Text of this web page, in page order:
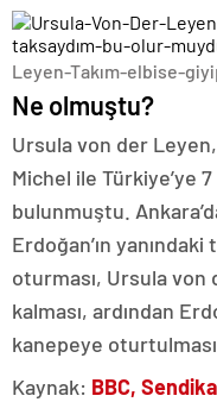
Leyen-Takım-elbise-
Ne olmuştu?
Ursula von der
Michel ile Türkiye’ye
bulunmuştu.
Erdoğan’ın
oturması, Ursula von
kalması, ardından
kanepeye
Kaynak: BBC,